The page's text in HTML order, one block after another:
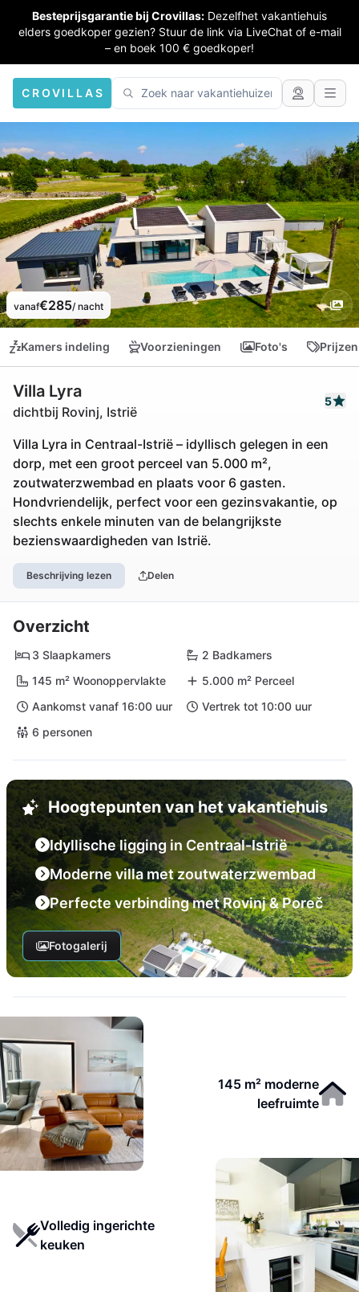
Besteprijsgarantie bij Crovillas: Dezelfhet vakantiehuis
elders goedkoper gezien? Stuur de link via LiveChat of e-mail
– en boek 100 € goedkoper!
CROVILLAS
vanaf€285/ nacht
Kamers indeling Voorzieningen Foto's
Villa Lyra
dichtbij Rovinj, Istrië
5
Villa Lyra in Centraal-Istrië – idyllisch gelegen in een
dorp, met een groot perceel van 5.000 m²,
zoutwaterzwembad en plaats voor 6 gasten.
Hondvriendelijk, perfect voor een gezinsvakantie, op
slechts enkele minuten van de belangrijkste
bezienswaardigheden van Istrië.
Beschrijving lezen Delen
Overzicht
3 Slaapkamers
2 Badkamers
145 m² Woonoppervlakte
5.000 m² Perceel
Aankomst vanaf 16:00 uur
Vertrek tot 10:00 uur
6 personen
Hoogtepunten van het vakantiehuis
Idyllische ligging in Centraal-Istrië
Moderne villa met zoutwaterzwembad
Perfecte verbinding met Rovinj & Poreč
Fotogalerij
145 m² moderne
leefruimte
Volledig ingerichte
keuken